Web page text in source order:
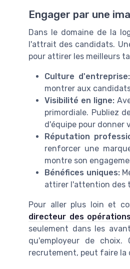
Engager par une
Dans le domaine de la
l'attrait des candidats.
pour attirer les meilleurs
Culture d'entreprise:
montrer aux
Visibilité en ligne:
primordiale. Publiez
d'équipe pour donner
Réputation
renforcer une
montre son
Bénéfices uniques:
attirer l'attention des
Pour aller plus loin et
directeur des
seulement dans les
qu'employeur de
recrutement, peut faire la